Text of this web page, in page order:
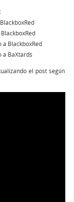
BlackboxRed
a BaXtards
el post según